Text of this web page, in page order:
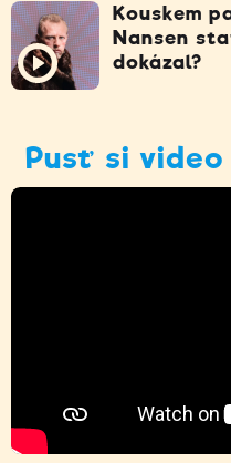
Kouskem
Nansen
dokázal?
Pusť si video